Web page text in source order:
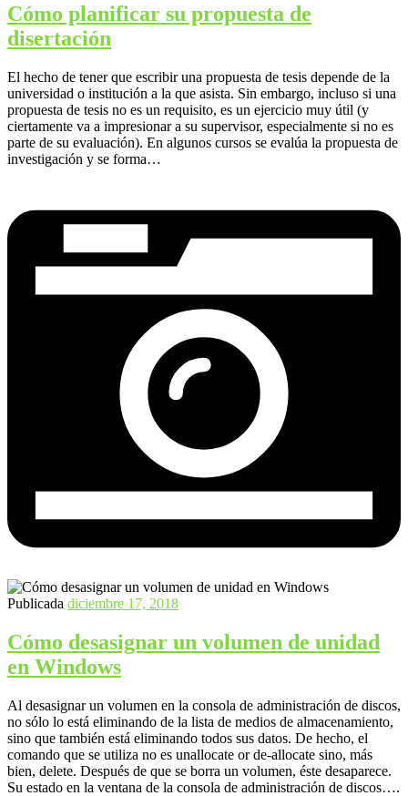
Cómo planificar su propuesta de
disertación
El hecho de tener que escribir una propuesta de tesis depende de la
universidad o institución a la que asista. Sin embargo, incluso si una
propuesta de tesis no es un requisito, es un ejercicio muy útil (y
ciertamente va a impresionar a su supervisor, especialmente si no es
parte de su evaluación). En algunos cursos se evalúa la propuesta de
investigación y se forma…
Publicada diciembre 17, 2018
Cómo desasignar un volumen de unidad
en Windows
Al desasignar un volumen en la consola de administración de discos,
no sólo lo está eliminando de la lista de medios de almacenamiento,
sino que también está eliminando todos sus datos. De hecho, el
comando que se utiliza no es unallocate or de-allocate sino, más
bien, delete. Después de que se borra un volumen, éste desaparece.
Su estado en la ventana de la consola de administración de discos….